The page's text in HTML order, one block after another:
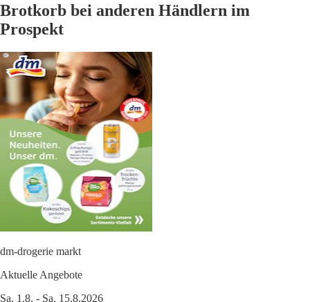
Brotkorb bei anderen Händlern im
Prospekt
dm-drogerie markt
Aktuelle Angebote
Sa. 1.8. - Sa. 15.8.2026